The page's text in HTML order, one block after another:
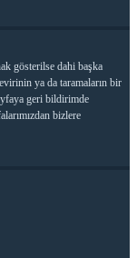
gösterilse dahi başka
ya da taramaların bir
geri bildirimde
bizlere